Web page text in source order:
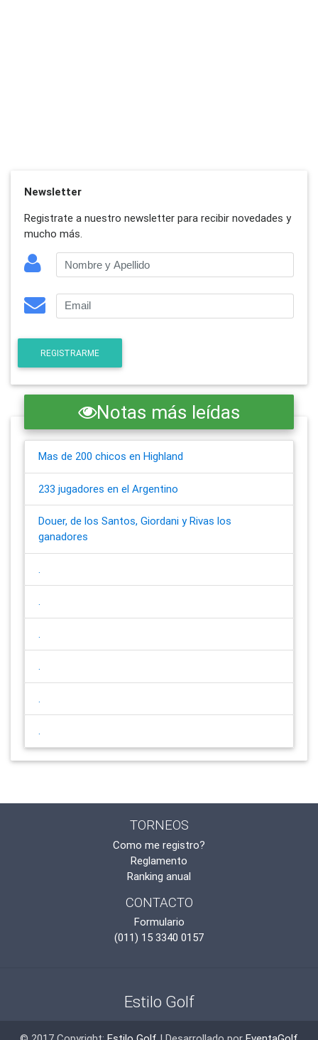
Newsletter
Registrate a nuestro newsletter para recibir novedades y
mucho más.
REGISTRARME
Notas más leídas
Mas de 200 chicos en Highland
233 jugadores en el Argentino
Douer, de los Santos, Giordani y Rivas los
ganadores
.
.
.
.
.
.
TORNEOS
Como me registro?
Reglamento
Ranking anual
CONTACTO
Formulario
(011) 15 3340 0157
Estilo Golf